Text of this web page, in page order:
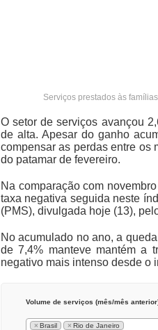
Serviços prestados às
O setor de serviços avançou
de alta. Apesar do ganho
compensar as perdas entre os
do patamar de fevereiro.
Na comparação com
taxa negativa seguida neste
(PMS), divulgada hoje (13),
No acumulado no ano, a
de 7,4% manteve mantém a
negativo mais intenso desde o
Volume de serviços (mês/mês
× Brasil × Rio de Janeiro